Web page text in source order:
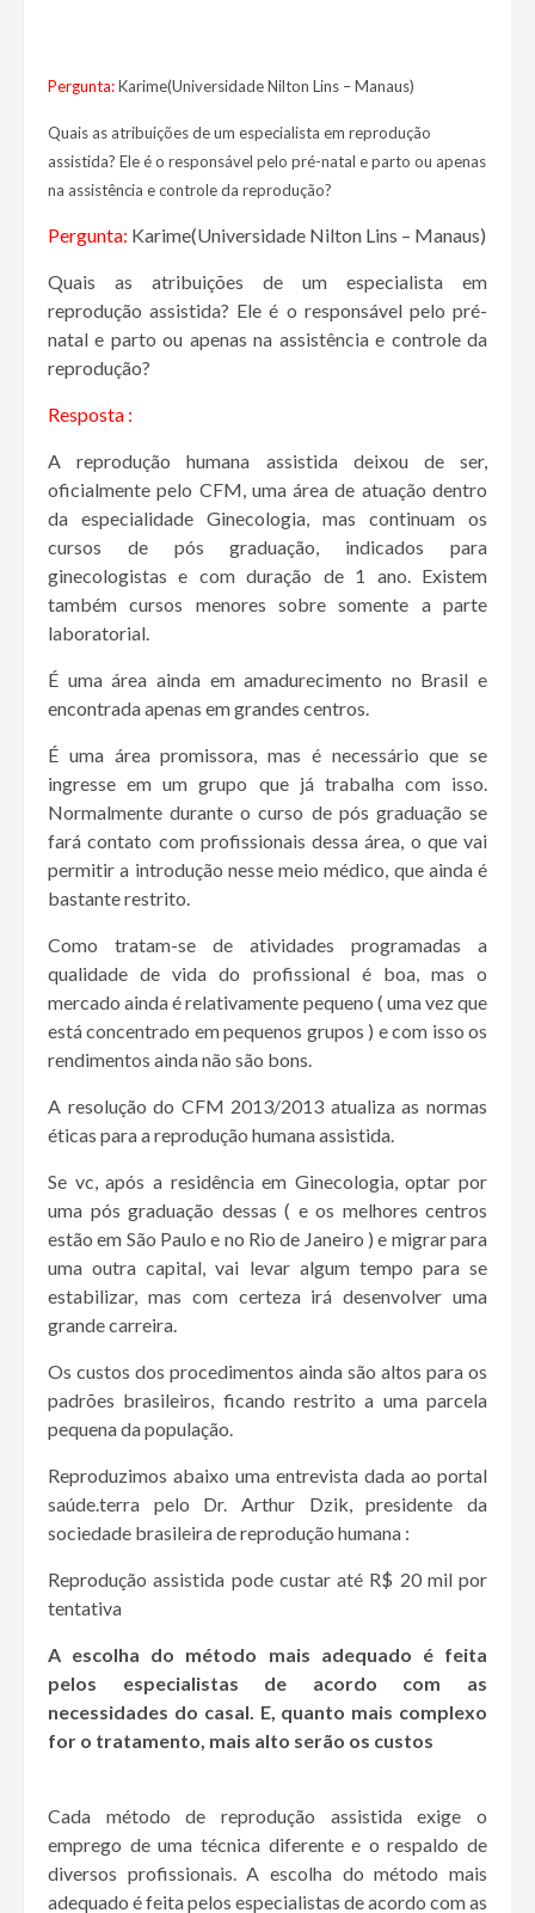
Pergunta:Karime(Universidade Nilton Lins – Manaus)
Quais as atribuições de um especialista em reprodução
assistida? Ele é o responsável pelo pré-natal e parto ou apenas
na assistência e controle da reprodução?
Pergunta: Karime(Universidade Nilton Lins – Manaus)
Quais as atribuições de um especialista em
reprodução assistida? Ele é o responsável pelo pré-
natal e parto ou apenas na assistência e controle da
reprodução?
Resposta :
A reprodução humana assistida deixou de ser,
oficialmente pelo CFM, uma área de atuação dentro
da especialidade Ginecologia, mas continuam os
cursos de pós graduação, indicados para
ginecologistas e com duração de 1 ano. Existem
também cursos menores sobre somente a parte
laboratorial.
É uma área ainda em amadurecimento no Brasil e
encontrada apenas em grandes centros.
É uma área promissora, mas é necessário que se
ingresse em um grupo que já trabalha com isso.
Normalmente durante o curso de pós graduação se
fará contato com profissionais dessa área, o que vai
permitir a introdução nesse meio médico, que ainda é
bastante restrito.
Como tratam-se de atividades programadas a
qualidade de vida do profissional é boa, mas o
mercado ainda é relativamente pequeno ( uma vez que
está concentrado em pequenos grupos ) e com isso os
rendimentos ainda não são bons.
A resolução do CFM 2013/2013 atualiza as normas
éticas para a reprodução humana assistida.
Se vc, após a residência em Ginecologia, optar por
uma pós graduação dessas ( e os melhores centros
estão em São Paulo e no Rio de Janeiro ) e migrar para
uma outra capital, vai levar algum tempo para se
estabilizar, mas com certeza irá desenvolver uma
grande carreira.
Os custos dos procedimentos ainda são altos para os
padrões brasileiros, ficando restrito a uma parcela
pequena da população.
Reproduzimos abaixo uma entrevista dada ao portal
saúde.terra pelo Dr. Arthur Dzik, presidente da
sociedade brasileira de reprodução humana :
Reprodução assistida pode custar até R$ 20 mil por
tentativa
A escolha do método mais adequado é feita
pelos especialistas de acordo com as
necessidades do casal. E, quanto mais complexo
for o tratamento, mais alto serão os custos
Cada método de reprodução assistida exige o
emprego de uma técnica diferente e o respaldo de
diversos profissionais. A escolha do método mais
adequado é feita pelos especialistas de acordo com as